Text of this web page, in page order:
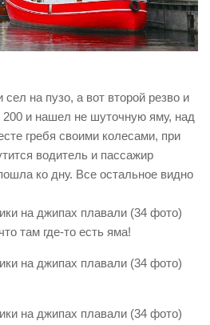
на пузо, а вот второй резво и
200 и нашел не шуточную яму, над
гребя своими колесами, при
водитель и пассажир
ко дну. Все остальное видно
там где-то есть яма!